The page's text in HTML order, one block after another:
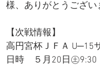
様、ありがとうござい
【次戦情報】
高円宮杯ＪＦＡ U─15
日時　５月20日㊏9:30